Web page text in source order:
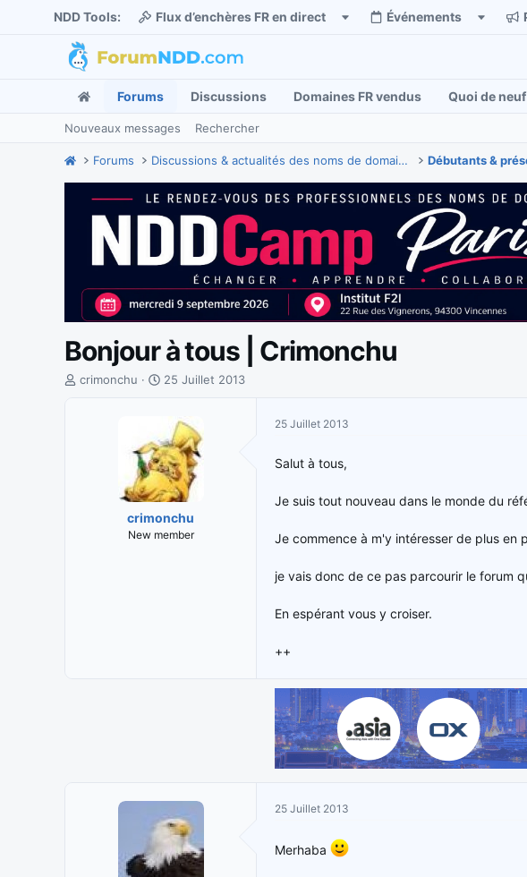
NDD Tools: Flux d’enchères FR en direct Événements
Forums Discussions Domaines FR vendus Quoi de neuf
Nouveaux messages Rechercher
Forums Discussions & actualités des noms de domaine Débutants &
Bonjour à tous | Crimonchu
Icrimonchu
D
d
e
d
é
b
u
25 Juillet 2013
crimonchu
New member
25 Juillet 2013
Salut à tous,
Je suis tout nouveau dans le monde du
Je commence à m'y intéresser de plus en
je vais donc de ce pas parcourir le forum
En espérant vous y croiser.
++
25 Juillet 2013
Merhaba